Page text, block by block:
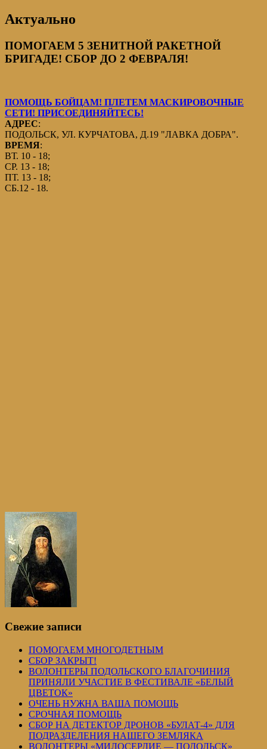
Актуально
ПОМОГАЕМ 5 ЗЕНИТНОЙ РАКЕТНОЙ
БРИГАДЕ! СБОР ДО 2 ФЕВРАЛЯ!
ПОМОЩЬ БОЙЦАМ! ПЛЕТЕМ МАСКИРОВОЧНЫЕ
СЕТИ! ПРИСОЕДИНЯЙТЕСЬ!
АДРЕС:
ПОДОЛЬСК, УЛ. КУРЧАТОВА, Д.19 "ЛАВКА ДОБРА".
ВРЕМЯ:
ВТ. 10 - 18;
СР. 13 - 18;
ПТ. 13 - 18;
СБ.12 - 18.
Свежие записи
ПОМОГАЕМ МНОГОДЕТНЫМ
СБОР ЗАКРЫТ!
ВОЛОНТЕРЫ ПОДОЛЬСКОГО БЛАГОЧИНИЯ
ПРИНЯЛИ УЧАСТИЕ В ФЕСТИВАЛЕ «БЕЛЫЙ
ЦВЕТОК»
ОЧЕНЬ НУЖНА ВАША ПОМОЩЬ
СРОЧНАЯ ПОМОЩЬ
СБОР НА ДЕТЕКТОР ДРОНОВ «БУЛАТ-4» ДЛЯ
ПОДРАЗДЕЛЕНИЯ НАШЕГО ЗЕМЛЯКА
ВОЛОНТЕРЫ «МИЛОСЕРДИЕ — ПОДОЛЬСК»